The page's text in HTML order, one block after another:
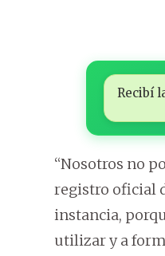
Recibí
“Nosotros no
registro oficial
instancia,
utilizar y a